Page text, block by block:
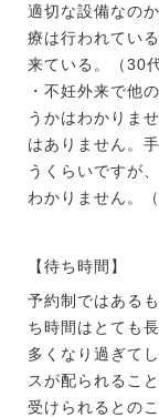
適切な設備なの
療は行われてい
来ている。（30
・不妊外来で他
うかはわかりま
はありません。
うくらいですが
わかりません。
【待ち時間】
予約制ではある
ち時間はとても
多くなり過ぎて
スが配られるこ
受けられるとのこ